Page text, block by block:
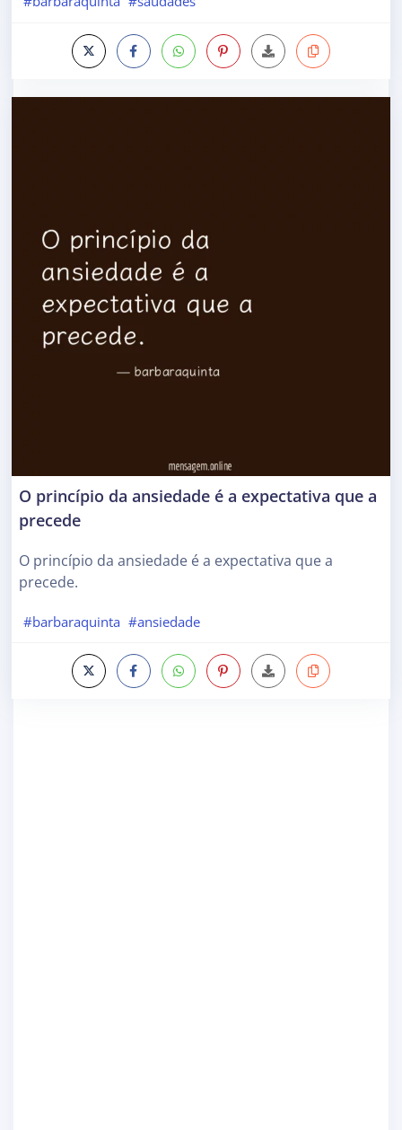
O princípio da ansiedade é a expectativa que a
precede
O princípio da ansiedade é a expectativa que a
precede.
#barbaraquinta #ansiedade